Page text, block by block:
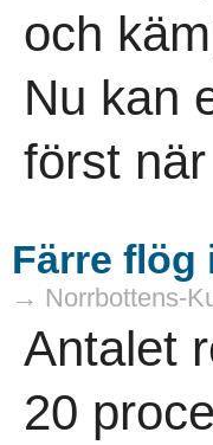
och
Nu kan
först
Färre flög
→ Norrbottens-
Antalet
20